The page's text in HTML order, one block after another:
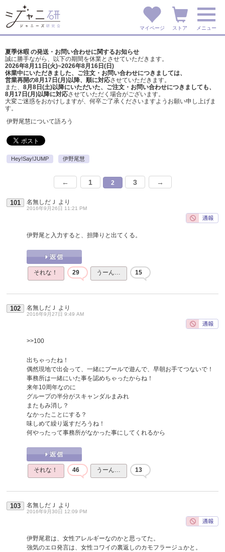
マイページ ストア メニュー
夏季休暇 の発送・お問い合わせに関するお知らせ
誠に勝手ながら、以下の期間を休業とさせていただきます。
2026年8月11日(火)~2026年8月16日(日)
休業中にいただきました、ご注文・お問い合わせにつきましては、
営業再開の8月17日(月)以降、順に対応させていただきます。
また、 8月8日(土)以降にいただいた、ご注文・ お問い合わせにつきましても、
8月17日(月)以降に対応させていただく場合がございます。
大変ご迷惑をおかけしますが、 何卒ご了承くださいますようお願い申し上げま
す。
伊野尾慧について語ろう
Hey!Say!JUMP 伊野尾慧
← 1 2 3 →
101 名無しだＪ より
2016年9月26日 11:21 PM
伊野尾と入力すると、担降りと出てくる。
それな！ 29 うーん… 15
102 名無しだＪ より
2016年9月27日 9:49 AM
>>100
出ちゃったね！
偶然現地で出会って、一緒にプールで遊んで、早朝お手てつないで！
事務所は一緒にいた事を認めちゃったからね！
来年10周年なのに
グループの半分がスキャンダルまみれ
またもみ消し？
なかったことにする？
味しめて繰り返すだろうね！
何やったって事務所がなかった事にしてくれるから
それな！ 46 うーん… 13
103 名無しだＪ より
2016年9月30日 12:09 PM
伊野尾君は、女性アレルギーなのかと思ってた。
強気のエロ発言は、女性コワイの裏返しのカモフラージュかと。